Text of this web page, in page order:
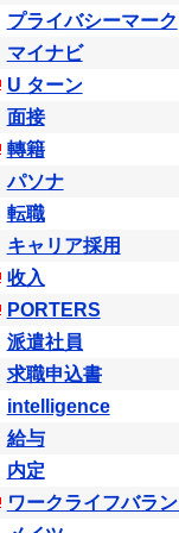
プライバシーマーク
マイナビ
U ターン
面接
轉籍
パソナ
転職
キャリア採用
收入
PORTERS
派遣社員
求職申込書
intelligence
給与
内定
ワークライフバラ